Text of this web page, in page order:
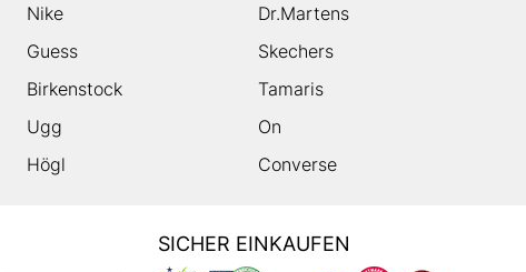
Nike
Dr.Martens
Guess
Skechers
Birkenstock
Tamaris
Ugg
On
Högl Converse
SICHER EINKAUFEN